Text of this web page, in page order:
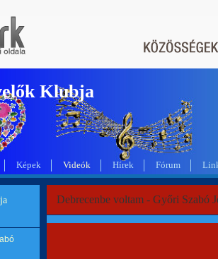
Klubja
Képek Videók Hírek Fórum
Debrecenbe voltam - Győri Szabó